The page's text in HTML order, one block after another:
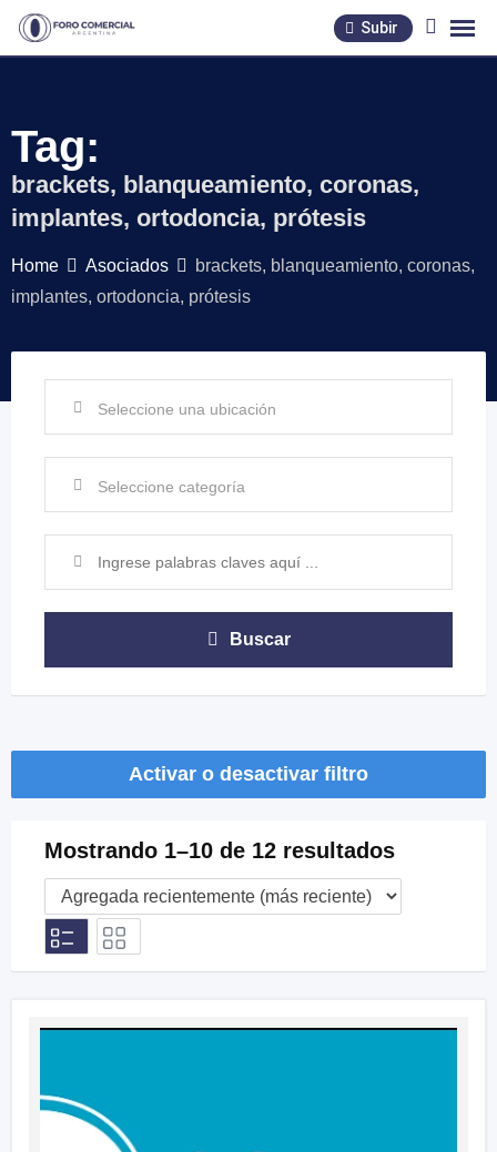
Skip
Subir
Tag:
brackets, blanqueamiento, coronas,
implantes, ortodoncia, prótesis
Home Asociados
brackets, blanqueamiento, coronas,
implantes, ortodoncia, prótesis
Buscar
Activar o desactivar filtro
Mostrando 1–10 de 12 resultados